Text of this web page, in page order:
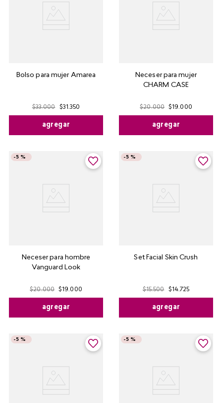
Bolso para mujer Amarea
$33.000 $31 .350
agregar
Neceser para mujer
CHARM CASE
$20.000 $ 19.000
agregar
Neceser para hombre
Vanguard Look
-5 %
$20.000 $ 19.000
agregar
Set Facial Skin Crush
-5 %
$15.500 $ 14.725
agregar
-5 % -5 %